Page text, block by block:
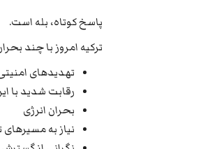
پاسخ کوتاه، بله است.
ترکیه امروز با چند
تهدیدهای
رقابت شدید با
بحران انرژی
نیاز به